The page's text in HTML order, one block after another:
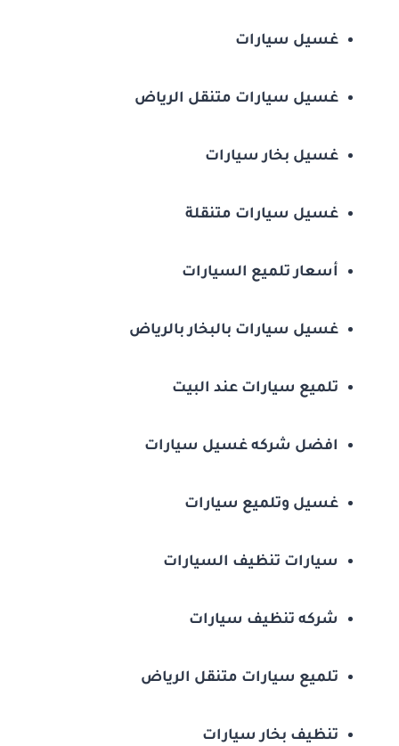
غسيل سيارات
غسيل سيارات متنقل الرياض
غسيل بخار سيارات
غسيل سيارات متنقلة
أسعار تلميع السيارات
غسيل سيارات بالبخار بالرياض
تلميع سيارات عند البيت
افضل شركه غسيل سيارات
غسيل وتلميع سيارات
سيارات تنظيف السيارات
شركه تنظيف سيارات
تلميع سيارات متنقل الرياض
تنظيف بخار سيارات